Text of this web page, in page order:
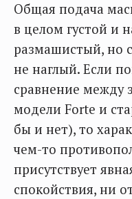
Общая подача
в целом густой и
размашистый, но
не наглый. Если
сравнение между
модели Forte и
бы и нет), то
чем-то
присутствует
спокойствия, ни